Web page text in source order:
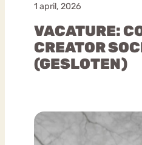
1 april, 2026
VACATURE:
CREATOR
(GESLOTEN)